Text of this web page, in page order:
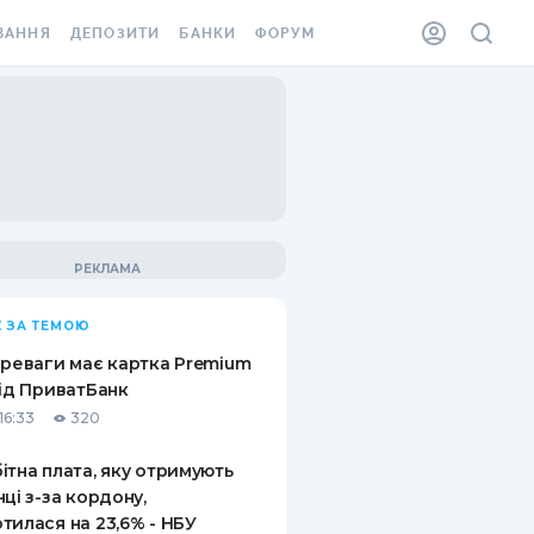
ВІНЬЄТКА
ВІД
ВИПАДКІВ
ДЕПОЗИТИ
ПИТАННЯ ТА ВІДПОВІДІ
ПУТІВНИКИ ПО
БАНКИ ФОРУМ
ЗА ТЕМОЮ
має картка Premium
ПриватБанк
320
плата, яку отримують
з-за кордону,
на 23,6% - НБУ